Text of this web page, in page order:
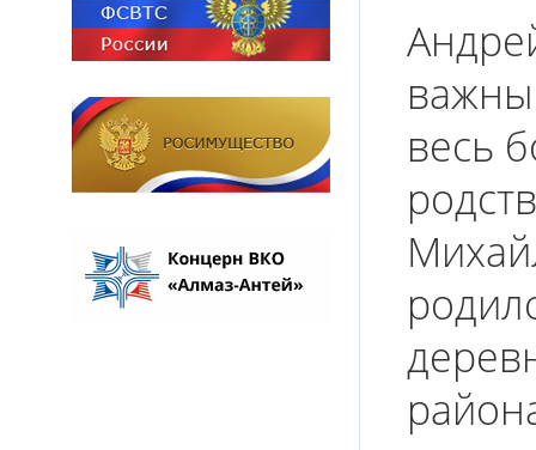
весь